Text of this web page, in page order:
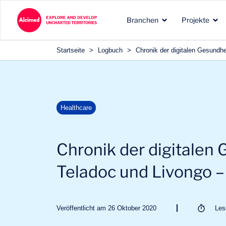
Branchen
Die Erkundungsgebiete, in
Projekte
Projekttypen, die wir für
durchführen
Unsere anerkannte
unserer Kunden
Startseite > Logbuch > Chronik der digitalen
Healthcare
Chronik der digitalen
Teladoc und Livongo
Veröffentlicht am 26 Oktober 2020